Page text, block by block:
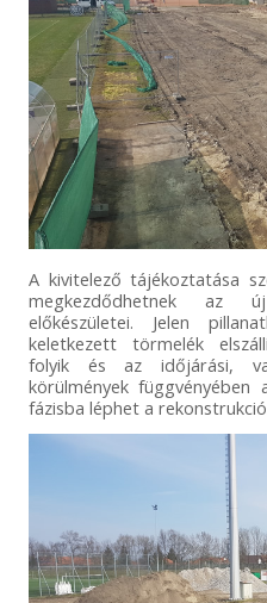
A kivitelező tájékoztatása
megkezdődhetnek az
előkészületei. Jelen
keletkezett törmelék
folyik és az időjárási,
körülmények
fázisba léphet a